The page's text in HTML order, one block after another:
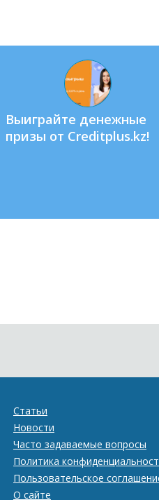
Выиграйте денежные
призы от Creditplus.kz!
Статьи
Новости
Часто задаваемые вопросы
Политика
Пользовательское
О сайте